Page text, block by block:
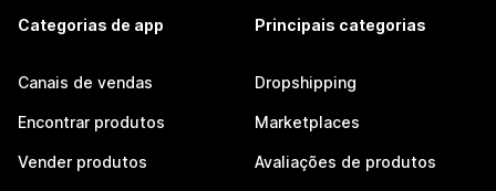
Categorias de app
Canais de vendas
Encontrar produtos
Vender produtos
Principais categorias
Dropshipping
Marketplaces
Avaliações de produtos